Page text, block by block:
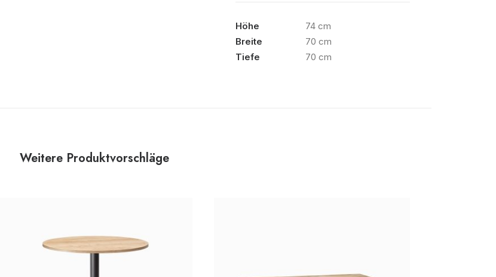
Höhe
74 cm
Breite
70 cm
Tiefe
70 cm
Weitere Produktvorschläge